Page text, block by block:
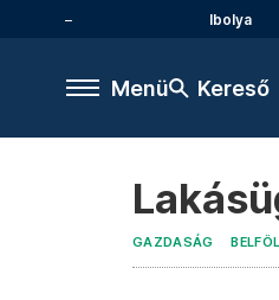
Ibolya
Menü Kereső
GAZDASÁG